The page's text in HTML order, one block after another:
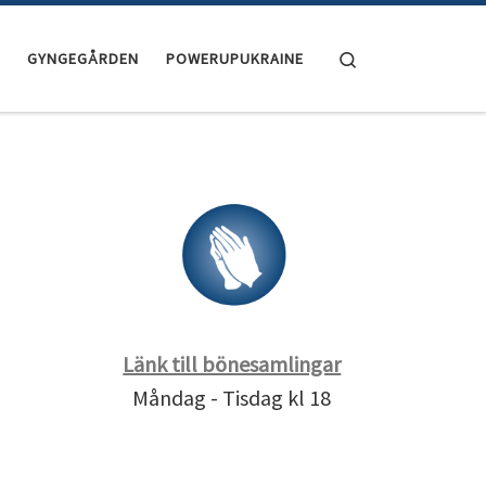
GYNGEGÅRDEN POWERUPUKRAINE
Länk till bönesamlingar
Måndag - Tisdag kl 18